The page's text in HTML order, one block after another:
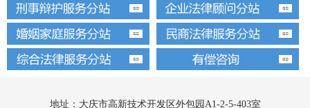
地址：大庆市高新技术开发区外包园A1-2-5-403室